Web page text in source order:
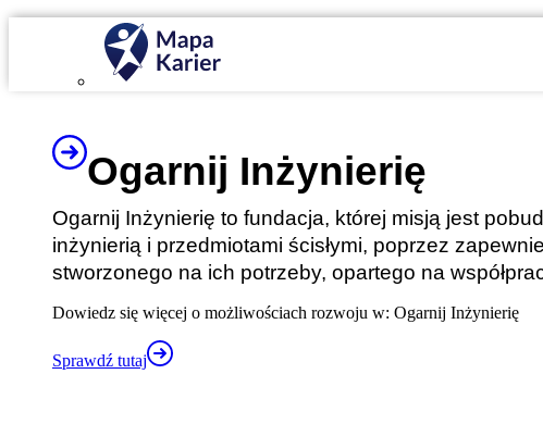
Ogarnij Inżynierię
Ogarnij Inżynierię to fundacja, której misją jest
inżynierią i przedmiotami ścisłymi, poprzez
stworzonego na ich potrzeby, opartego na
Dowiedz się więcej o możliwościach rozwoju w: Ogarnij Inżynierię
Sprawdź tutaj